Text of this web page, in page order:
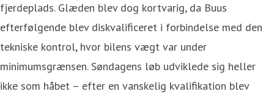
fjerdeplads. Glæden blev dog kortvarig, da Buus
efterfølgende blev diskvalificeret i forbindelse med den
tekniske kontrol, hvor bilens vægt var under
minimumsgrænsen. Søndagens løb udviklede sig heller
ikke som håbet – efter en vanskelig kvalifikation blev